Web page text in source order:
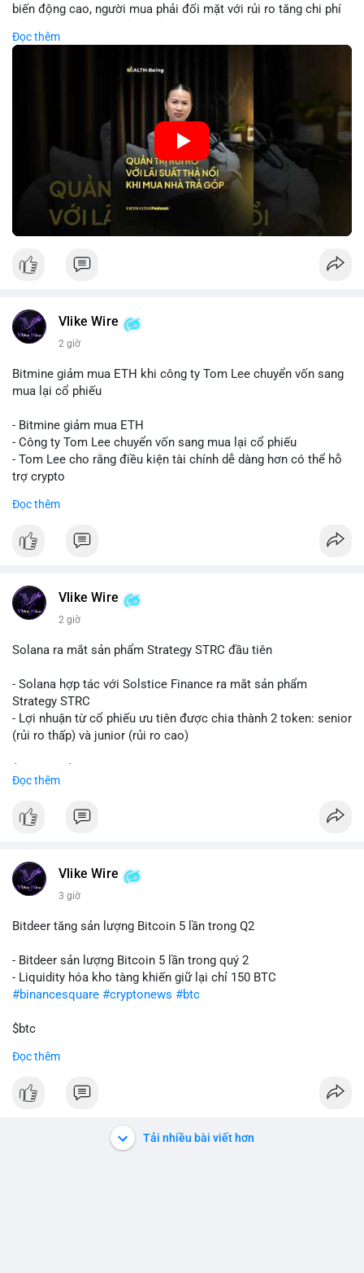
biến động cao, người mua phải đối mặt với rủi ro tăng chi phí
hướng lãi suất, lựa chọn sản phẩm trả góp có tính bảo hiểm,
đầu tư cần theo dõi chính sách tiền tệ để đưa ra quyết định
🎥 Xem video trực tiếp tại:
Nguồn: VIETSUCCESS
Đọc thêm
Vlike Wire
2 giờ
Bitmine giảm mua ETH khi công ty Tom Lee chuyển vốn sang
mua lại cổ phiếu
- Bitmine giảm mua ETH
- Công ty Tom Lee chuyển vốn sang mua lại cổ phiếu
- Tom Lee cho rằng điều kiện tài chính dễ dàng hơn có thể hỗ
trợ crypto
nghỉ tháng 8
#binancesquare
#vlikevn #titanbot
📰 Nguồn: CoinDesk
Đọc thêm
Vlike Wire
2 giờ
Solana ra mắt sản phẩm Strategy STRC đầu tiên
- Solana hợp tác với Solstice Finance ra mắt sản phẩm
Strategy STRC
- Lợi nhuận từ cổ phiếu ưu tiên được chia thành 2 token: senior
(rủi ro thấp) và junior (rủi ro cao)
Đọc thêm
Vlike Wire
3 giờ
Bitdeer tăng sản lượng Bitcoin 5 lần trong Q2
- Bitdeer sản lượng Bitcoin 5 lần trong quý 2
- Liquidity hóa kho tàng khiến giữ lại chỉ 150 BTC
#binancesquare #cryptonews #btc
$btc
#vlikevn
📰 Nguồn: Cointelegraph
Đọc thêm
Tải nhiều bài viết hơn